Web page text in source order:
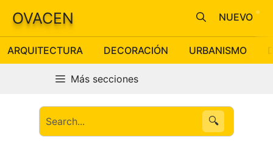
Saltar
contenido
OVACEN
ARQUITECTURA DECORACIÓN URBANISMO
NUEVO
Más secciones
🔍